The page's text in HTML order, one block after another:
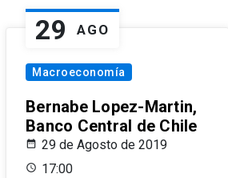
29 AGO
Macroeconomía
Bernabe Lopez-Martin,
Banco Central de Chile
29 de Agosto de 2019
17:00